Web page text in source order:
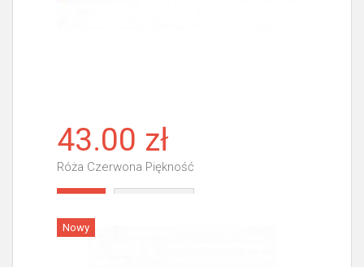
43.00 zł
Róża Czerwona Piękność
Nowy